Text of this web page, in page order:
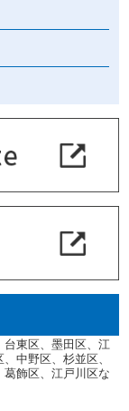
東区、墨田区、江
中野区、杉並区、
飾区、江戸川区な